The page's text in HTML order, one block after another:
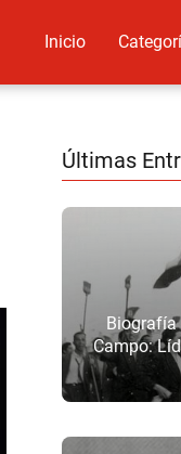
Inicio
Últimas
Biografía
Campo: